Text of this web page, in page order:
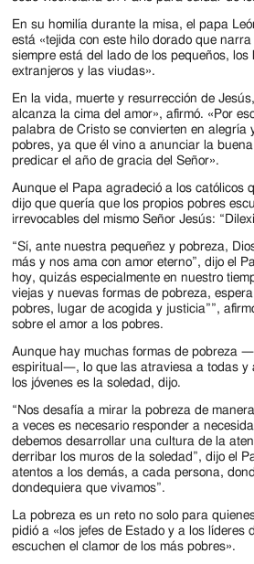
En su homilía durante la misa, el papa
está «tejida con este hilo dorado que
siempre está del lado de los pequeños, los
extranjeros y las viudas».
En la vida, muerte y resurrección de
alcanza la cima del amor», afirmó. «Por
palabra de Cristo se convierten en alegría
pobres, ya que él vino a anunciar la
predicar el año de gracia del Señor».
Aunque el Papa agradeció a los católicos
dijo que quería que los propios pobres
irrevocables del mismo Señor Jesús:
“Sí, ante nuestra pequeñez y pobreza,
más y nos ama con amor eterno”, dijo el
hoy, quizás especialmente en nuestro
viejas y nuevas formas de pobreza,
pobres, lugar de acogida y justicia””,
sobre el amor a los pobres.
Aunque hay muchas formas de pobreza
espiritual—, lo que las atraviesa a todas y
los jóvenes es la soledad, dijo.
“Nos desafía a mirar la pobreza de
a veces es necesario responder a
debemos desarrollar una cultura de la
derribar los muros de la soledad”, dijo el
atentos a los demás, a cada persona,
dondequiera que vivamos”.
La pobreza es un reto no solo para
pidió a «los jefes de Estado y a los líderes
escuchen el clamor de los más pobres».